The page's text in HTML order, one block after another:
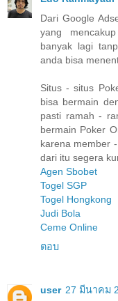
Dari Google
yang
banyak lagi
anda bisa
Situs - situs
bisa bermain
pasti ramah -
bermain Poker
karena member
dari itu segera
Agen Sbobet
Togel SGP
Togel Hongkong
Judi Bola
Ceme Online
ตอบ
user 27 มีนาคม